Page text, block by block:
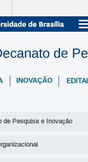
INOVAÇÃO
de Pesquisa e Inovação